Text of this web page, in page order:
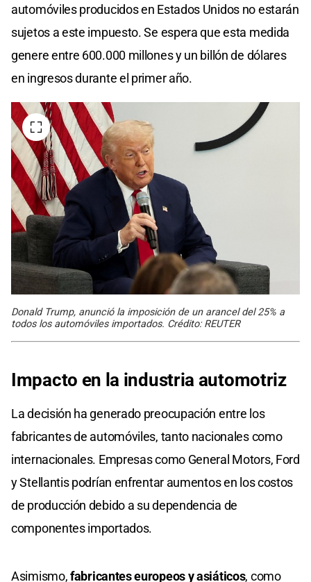
automóviles producidos en Estados Unidos no estarán
sujetos a este impuesto. Se espera que esta medida
genere entre 600.000 millones y un billón de dólares
en ingresos durante el primer año. ​
Donald Trump, anunció la imposición de un arancel del 25% a
todos los automóviles importados. Crédito: REUTER
Impacto en la industria automotriz
La decisión ha generado preocupación entre los
fabricantes de automóviles, tanto nacionales como
internacionales. Empresas como General Motors, Ford
y Stellantis podrían enfrentar aumentos en los costos
de producción debido a su dependencia de
componentes importados.
Asimismo,fabricantes europeos y asiáticos, como